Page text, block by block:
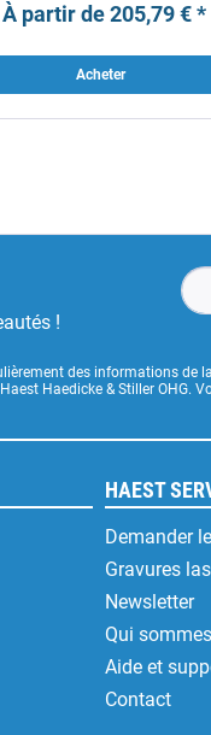
À partir de 205,79 € *
Acheter
!
des informations
Haedicke & Stiller
HAEST
Demander
Gravures
Newsletter
Qui
Aide et
Contact